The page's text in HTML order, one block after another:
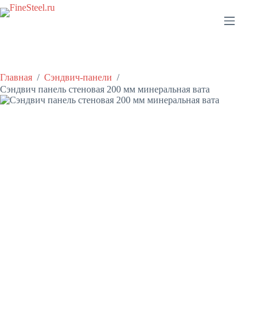
Перейти
к
Главная / Сэндвич-панели /
Сэндвич панель стеновая 200 мм минеральная вата